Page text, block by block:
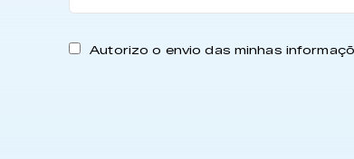
Autorizo o envio das minhas